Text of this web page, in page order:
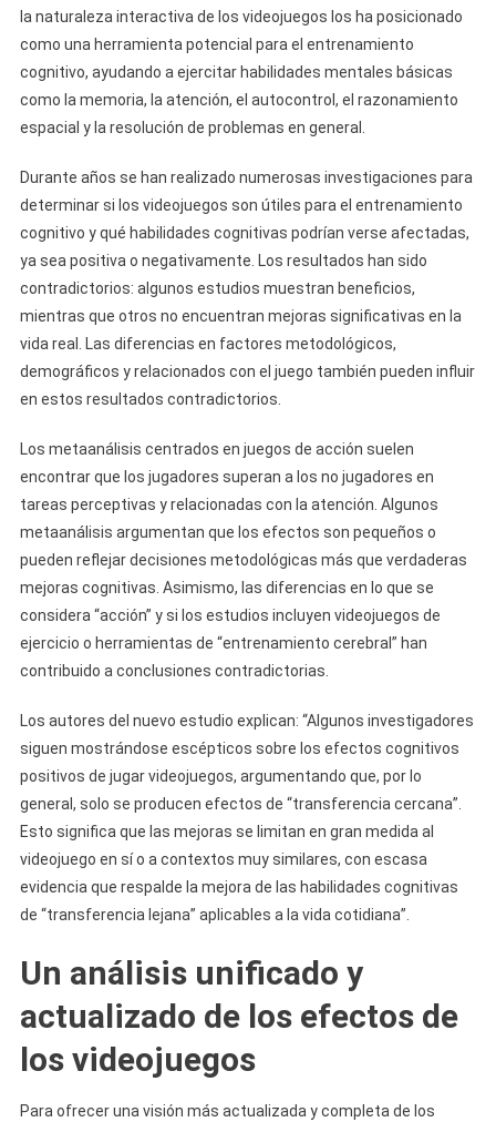
la naturaleza interactiva de los videojuegos los ha posicionado
como una herramienta potencial para el entrenamiento
cognitivo, ayudando a ejercitar habilidades mentales básicas
como la memoria, la atención, el autocontrol, el razonamiento
espacial y la resolución de problemas en general.
Durante años se han realizado numerosas investigaciones para
determinar si los videojuegos son útiles para el entrenamiento
cognitivo y qué habilidades cognitivas podrían verse afectadas,
ya sea positiva o negativamente. Los resultados han sido
contradictorios: algunos estudios muestran beneficios,
mientras que otros no encuentran mejoras significativas en la
vida real. Las diferencias en factores metodológicos,
demográficos y relacionados con el juego también pueden influir
en estos resultados contradictorios.
Los metaanálisis centrados en juegos de acción suelen
encontrar que los jugadores superan a los no jugadores en
tareas perceptivas y relacionadas con la atención. Algunos
metaanálisis argumentan que los efectos son pequeños o
pueden reflejar decisiones metodológicas más que verdaderas
mejoras cognitivas. Asimismo, las diferencias en lo que se
considera “acción” y si los estudios incluyen videojuegos de
ejercicio o herramientas de “entrenamiento cerebral” han
contribuido a conclusiones contradictorias.
Los autores del nuevo estudio explican: “Algunos investigadores
siguen mostrándose escépticos sobre los efectos cognitivos
positivos de jugar videojuegos, argumentando que, por lo
general, solo se producen efectos de “transferencia cercana”.
Esto significa que las mejoras se limitan en gran medida al
videojuego en sí o a contextos muy similares, con escasa
evidencia que respalde la mejora de las habilidades cognitivas
de “transferencia lejana” aplicables a la vida cotidiana”.
Un análisis unificado y
actualizado de los efectos de
los videojuegos
Para ofrecer una visión más actualizada y completa de los